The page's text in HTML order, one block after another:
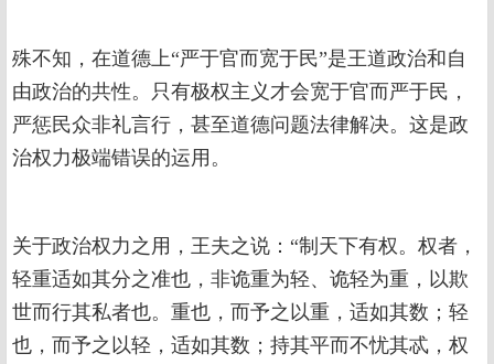
殊不知，在道德上“严于官而宽于民”是王道政治和自
由政治的共性。只有极权主义才会宽于官而严于民，
严惩民众非礼言行，甚至道德问题法律解决。这是政
治权力极端错误的运用。
关于政治权力之用，王夫之说：“制天下有权。权者，
轻重适如其分之准也，非诡重为轻、诡轻为重，以欺
世而行其私者也。重也，而予之以重，适如其数；轻
也，而予之以轻，适如其数；持其平而不忧其忒，权